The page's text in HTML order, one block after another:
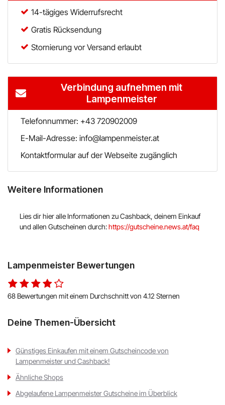
14-tägiges Widerrufsrecht
Gratis Rücksendung
Stornierung vor Versand erlaubt
Verbindung aufnehmen mit
Lampenmeister
Telefonnummer: +43 720902009
E-Mail-Adresse: info@lampenmeister.at
Kontaktformular auf der Webseite zugänglich
Weitere Informationen
Lies dir hier alle Informationen zu Cashback, deinem Einkauf
und allen Gutscheinen durch:https://gutscheine.news.at/faq
Lampenmeister Bewertungen
68 Bewertungen mit einem Durchschnitt von 4.12 Sternen
Deine Themen-Übersicht
Günstiges Einkaufen mit einem Gutscheincode von
Lampenmeister und Cashback!
Ähnliche Shops
Abgelaufene Lampenmeister Gutscheine im Überblick